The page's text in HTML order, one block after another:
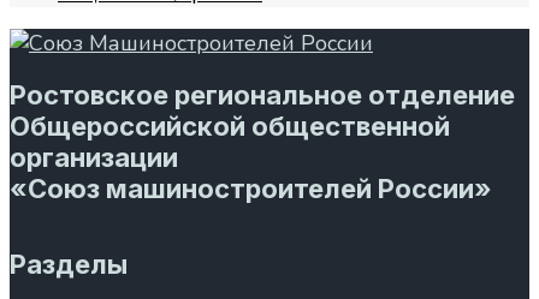
Ростовское региональное отделение
Общероссийской общественной
организации
«Союз машиностроителей России»
Разделы